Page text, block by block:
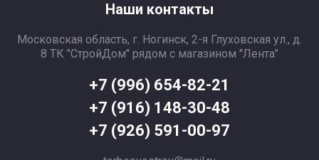
Наши контакты
Московская область, г. Ногинск, 2-я Глуховская ул., д.
8 ТК "СтройДом" рядом с магазином "Лента"
+7 (996) 654-82-21
+7 (916) 148-30-48
+7 (926) 591-00-97